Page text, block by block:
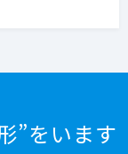
”をいます